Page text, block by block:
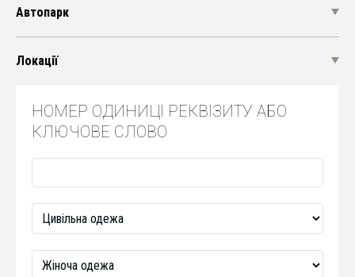
Автопарк
Локації
НОМЕР ОДИНИЦІ РЕКВІЗИТУ АБО
КЛЮЧОВЕ СЛОВО